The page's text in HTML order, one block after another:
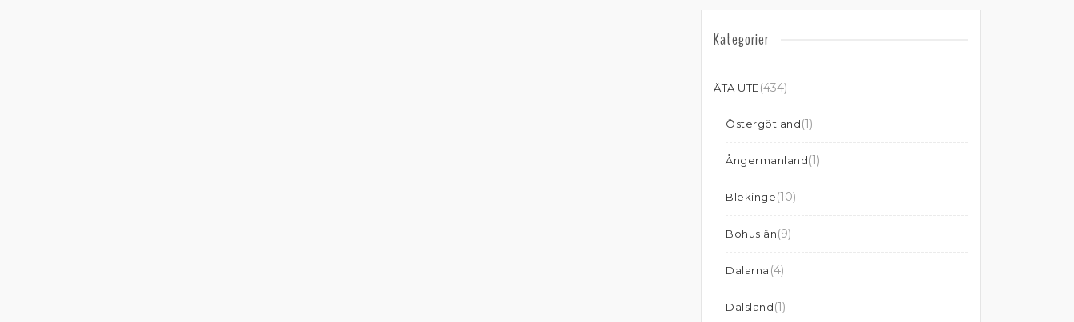
Kategorier
ÄTA UTE(434)
Östergötland(1)
Ångermanland(1)
Blekinge(10)
Bohuslän(9)
Dalarna (4)
Dalsland(1)